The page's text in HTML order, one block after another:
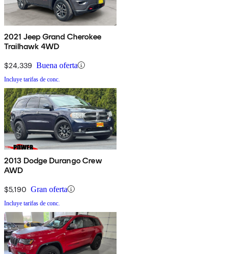
2021 Jeep Grand Cherokee
Trailhawk 4WD
$24,339 Buena oferta
Incluye tarifas de conc.
2013 Dodge Durango Crew
AWD
$5,190 Gran oferta
Incluye tarifas de conc.